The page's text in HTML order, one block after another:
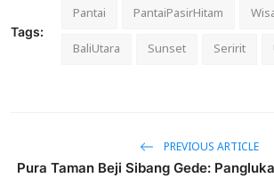
Tags:
Pantai PantaiPasirHitam
BaliUtara
Sunset Seririt
PREVIOUS ARTICLE
Pura Taman Beji Sibang Gede: